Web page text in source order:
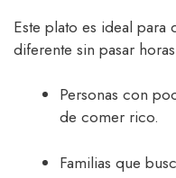
Este plato es ideal
diferente sin pasar
Personas con
de comer rico.
Familias que